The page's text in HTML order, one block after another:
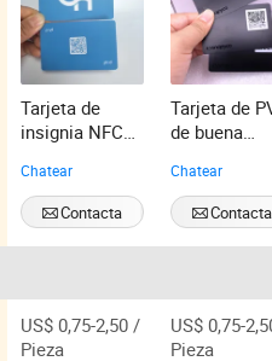
Tarjeta de
insignia NFC
personalizada
para eventos,
reuniones y
conferencias
Chatear
Contacta
Ahora
Tarjeta de
de buena
código QR
único y
NFC
Chatear
Contacta
Ahora
US$ 0,75-2,50 /
Pieza
US$ 0,75-
Pieza